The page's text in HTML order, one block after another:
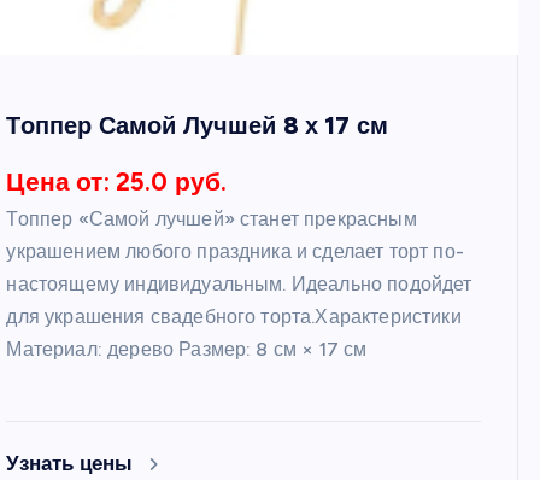
Топпер Самой Лучшей 8 х 17 см
Цена от: 25.0 руб.
Топпер «Самой лучшей» станет прекрасным
украшением любого праздника и сделает торт по-
настоящему индивидуальным. Идеально подойдет
для украшения свадебного торта.Характеристики
Материал: дерево Размер: 8 см × 17 см
Узнать цены